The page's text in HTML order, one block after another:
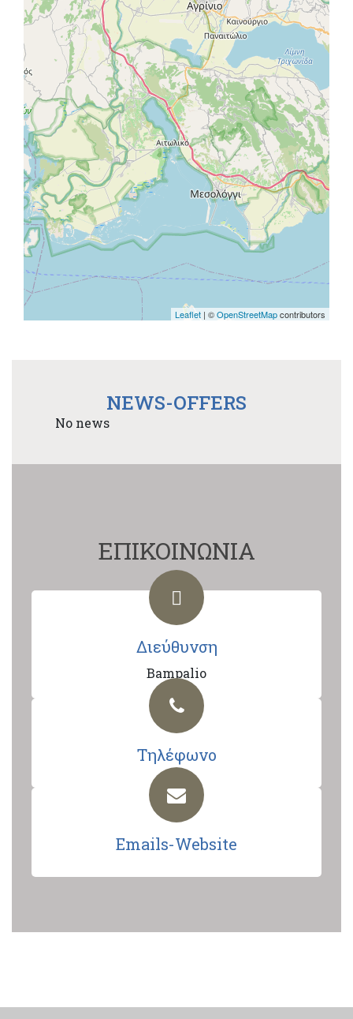
Leaflet | ©OpenStreetMapcontributors
NEWS-OFFERS
No news
ΕΠΙΚΟΙΝΩΝΙΑ
Διεύθυνση
Bampalio
Τηλέφωνο
Emails-Website